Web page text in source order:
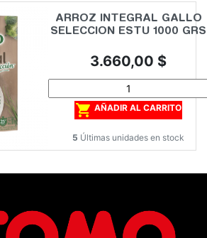
ARROZ INTEGRAL GALLO
SELECCION ESTU 1000 GRS
Precio
3.660,00 $
 AÑADIR AL CARRITO
5 Últimas unidades en stock